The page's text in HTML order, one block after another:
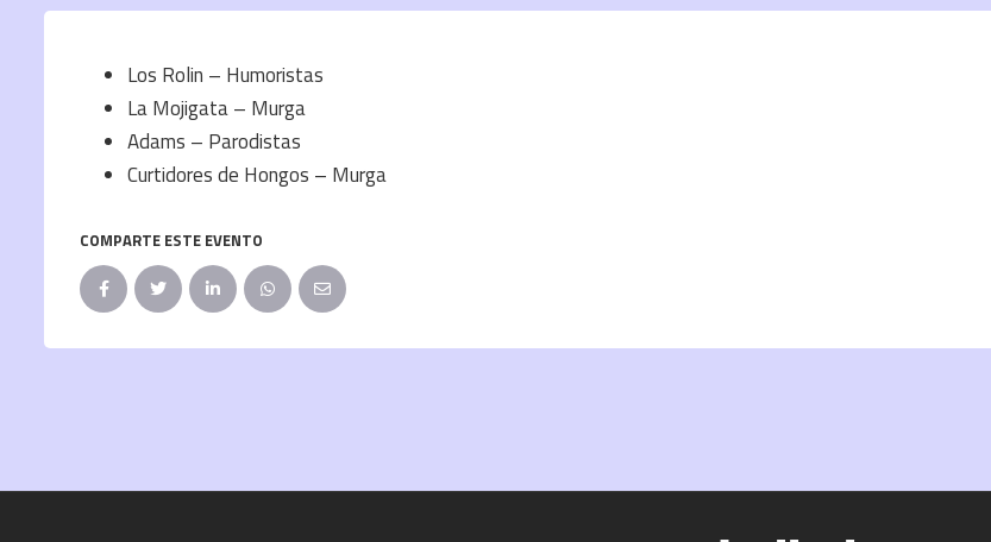
Los Rolin – Humoristas
La Mojigata – Murga
Adams – Parodistas
Curtidores de Hongos – Murga
COMPARTE ESTE EVENTO